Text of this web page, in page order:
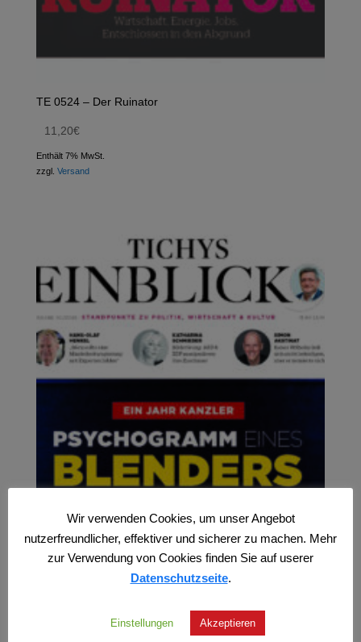
TE 0524 – Der Ruinator
11,20€
Enthält 7% MwSt.
zzgl. Versand
Wir verwenden Cookies, um unser Angebot
nutzerfreundlicher, effektiver und sicherer zu machen. Mehr
zur Verwendung von Cookies finden Sie auf userer
Datenschutzseite.
Einstellungen Akzeptieren